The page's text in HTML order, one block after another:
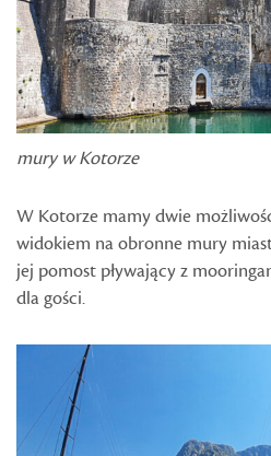
mury w Kotorze
W Kotorze mamy dwie
widokiem na obronne mury
jej pomost pływający z
dla gości.